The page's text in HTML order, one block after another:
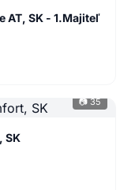
AT, SK - 1.Majiteľ
📷 35
SK